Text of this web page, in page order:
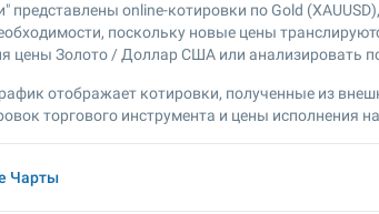
представлены online-котировки по Gold
поскольку новые цены
цены Золото / Доллар США или анализировать
отображает котировки, полученные из
торгового инструмента и цены исполнения
Чарты